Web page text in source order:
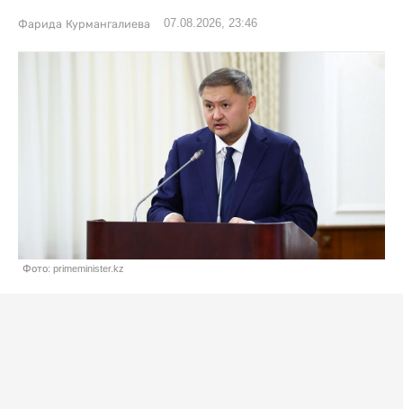
Фарида Курмангалиева 07.08.2026, 23:46
Фото: primeminister.kz